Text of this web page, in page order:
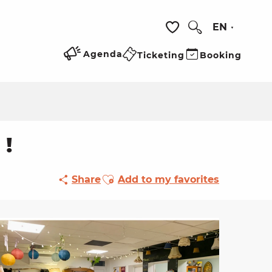
Voir les favoris
EN
Agenda Ticketing Booking
!
ShareAjouter aux favoris
Add to my favorites